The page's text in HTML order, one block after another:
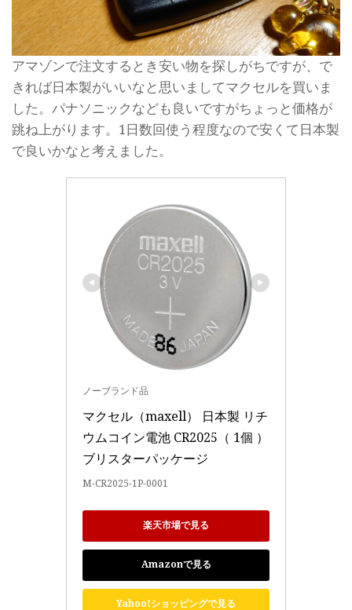
アマゾンで注文するとき安い物を探しがちですが、で
きれば日本製がいいなと思いましてマクセルを買いま
した。パナソニックなども良いですがちょっと価格が
跳ね上がります。1日数回使う程度なので安くて日本製
で良いかなと考えました。
ノーブランド品
マクセル（maxell） 日本製 リチ
ウムコイン電池 CR2025（ 1個 ）
ブリスターパッケージ
M-CR2025-1P-0001
楽天市場で見る
Amazonで見る
Yahoo!ショッピングで見る